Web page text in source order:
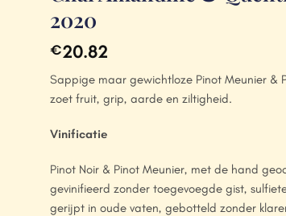
2020
€20.82
Sappige maar gewichtloze Pinot Meunier &
zoet fruit, grip, aarde en ziltigheid.
Vinificatie
Pinot Noir & Pinot Meunier, met de hand
gevinifieerd zonder toegevoegde gist,
gerijpt in oude vaten, gebotteld zonder